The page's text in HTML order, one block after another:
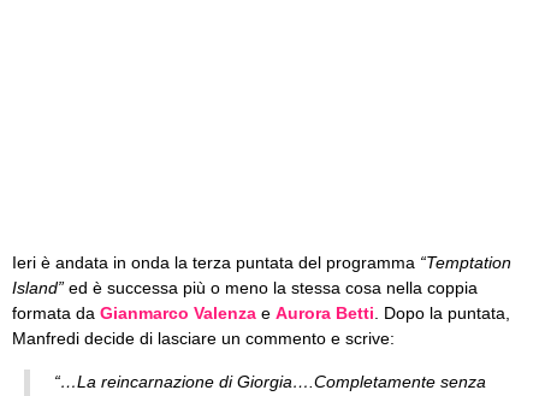
Ieri è andata in onda la terza puntata del programma “Temptation
Island” ed è successa più o meno la stessa cosa nella coppia
formata da Gianmarco Valenza e Aurora Betti . Dopo la puntata,
Manfredi decide di lasciare un commento e scrive:
“…La reincarnazione di Giorgia….Completamente senza